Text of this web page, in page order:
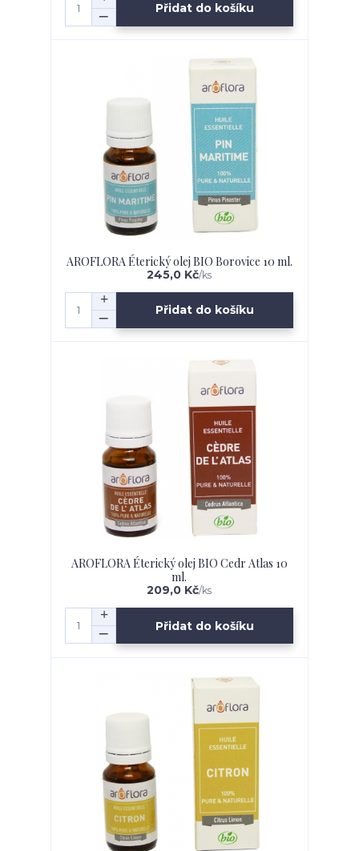
Přidat do košíku
AROFLORA Éterický olej BIO Borovice 10 ml.
245,0 Kč/ks
Přidat do košíku
AROFLORA Éterický olej BIO Cedr Atlas 10
ml.
209,0 Kč/ks
Přidat do košíku